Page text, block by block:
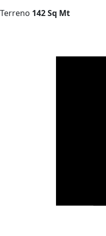
Terreno 142 Sq Mt